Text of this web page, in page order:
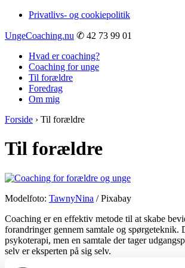
til
Privatlivs- og cookiepolitik
UngeCoaching.nu ✆ 42 73 99 01
Hvad er coaching?
Coaching for unge
Til forældre
Foredrag
Om mig
Forside › Til forældre
Til forældre
Modelfoto: TawnyNina / Pixabay
Coaching er en effektiv metode til at skabe
forandringer gennem samtale og spørgeteknik.
psykoterapi, men en samtale der tager
selv er eksperten på sig selv.